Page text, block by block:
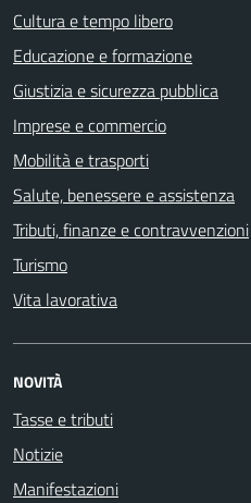
Cultura e tempo libero
Educazione e formazione
Giustizia e sicurezza pubblica
Imprese e commercio
Mobilità e trasporti
Salute, benessere e assistenza
Tributi, finanze e contravvenzioni
Turismo
Vita lavorativa
NOVITÀ
Tasse e tributi
Notizie
Manifestazioni